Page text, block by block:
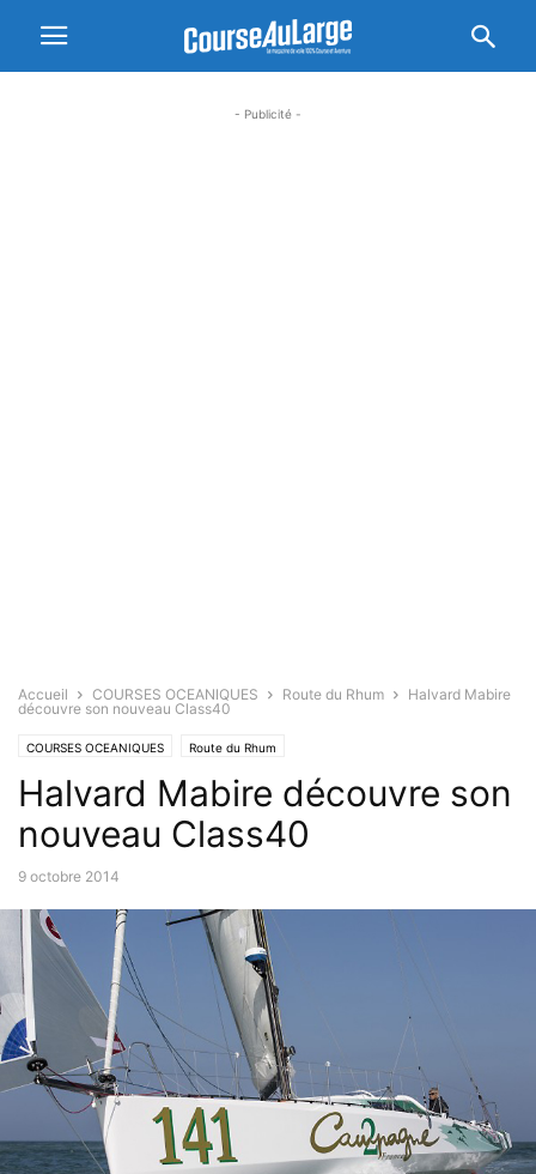
- Publicité -
Accueil COURSES OCEANIQUES Route du Rhum
Halvard Mabire
découvre son nouveau Class40
COURSES OCEANIQUES Route du Rhum
Halvard Mabire découvre son
nouveau Class40
9 octobre 2014